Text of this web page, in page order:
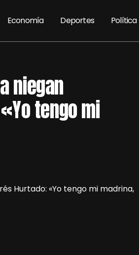
Economía Deportes Política
niegan
tengo mi